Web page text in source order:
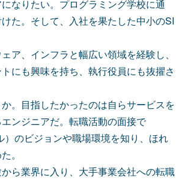
なりたい。プログラミング学校に通
た。そして、入社を果たした中小のSI
ア、インフラと幅広い領域を経験し、
にも興味を持ち、執行役員にも抜擢さ
。目指したかったのは自らサービスを
ンジニアだ。転職活動の面接で
）のビジョンや職場環境を知り、ほれ
。
ら業界に入り、大手事業会社への転職